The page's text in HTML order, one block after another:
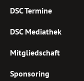
DSC Termine
DSC Mediathek
Mitgliedschaft
Sponsoring